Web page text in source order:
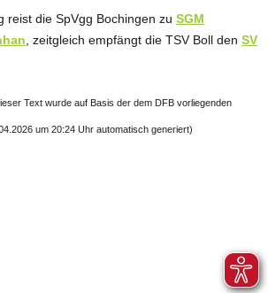
reist die SpVgg Bochingen zu SGM
, zeitgleich empfängt die TSV Boll den SV
Text wurde auf Basis der dem DFB vorliegenden
um 20:24 Uhr automatisch generiert)